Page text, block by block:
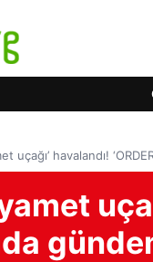
uçağı’ havalandı!